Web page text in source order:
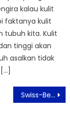
kalau kulit
faktanya kulit
tubuh kita. Kulit
tinggi akan
asalkan tidak
Swiss-Belresidences Rasuna Epicentrum Dukung Kampanye Earth Hour 2023